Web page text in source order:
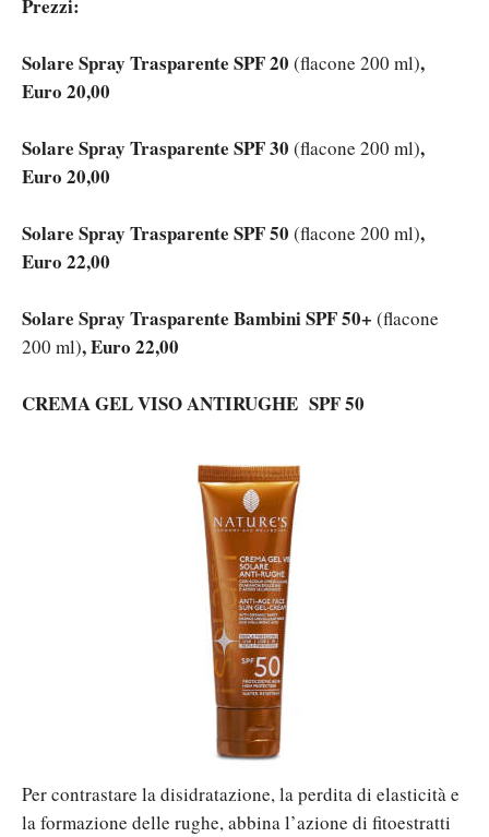
Prezzi:
Solare Spray Trasparente SPF 20 (flacone 200 ml),
Euro 20,00
Solare Spray Trasparente SPF 30 (flacone 200 ml),
Euro 20,00
Solare Spray Trasparente SPF 50 (flacone 200 ml),
Euro 22,00
Solare Spray Trasparente Bambini SPF 50+ (flacone
200 ml), Euro 22,00
CREMA GEL VISO ANTIRUGHE SPF 50
Per contrastare la disidratazione, la perdita di elasticità e
la formazione delle rughe, abbina l’azione di fitoestratti